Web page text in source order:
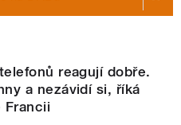
reagují dobře.
a nezávidí si, říká
Francii